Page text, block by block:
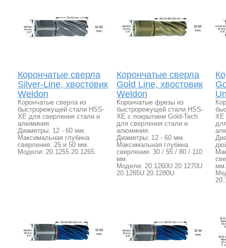
Корончатые сверла
Silver-Line, хвостовик
Weldon
Корончатые сверла из
быстрорежущей стали HSS-
XE для сверления стали и
алюминия.
Диаметры: 12 - 60 мм.
Максимальная глубина
сверления: 25 и 50 мм.
Модели: 20.1255 20.1265.
Корончатые сверла
Gold Line, хвостовик
Weldon
Корончатые фрезы из
быстрорежущей стали HSS-
XE с покрытием Gold-Tech
для сверления стали и
алюминия.
Диаметры: 12 - 60 мм.
Максимальная глубина
сверления: 30 / 55 / 80 / 110
мм.
Модели: 20.1260U 20.1270U
20.1285U 20.1280U.
XE
мм.